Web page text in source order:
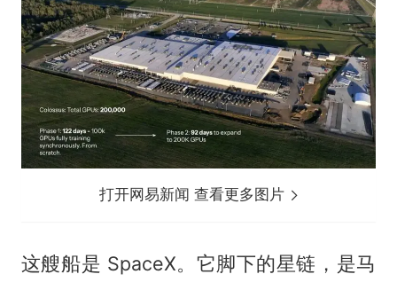
打开网易新闻 查看更多图片
这艘船是 SpaceX。它脚下的星链，是马